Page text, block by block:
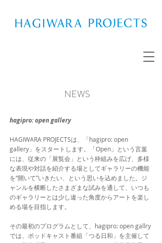
NEWS
hagipro: open gallery
HAGIWARA PROJECTSは、「hagipro: open
gallery」をスタートします。「Open」という言葉
には、従来の「展覧会」という枠組みを広げ、多様
な表現や対話を紹介する場としてギャラリーの機能
を“開いて”いきたい、という思いを込めました。ジ
ャンルを横断したさまざまな試みを通して、いつも
のギャラリーとは少し違った角度からアートを楽し
める場を目指します。
その最初のプログラムとして、​​​hagipro: open gallry
では、ポッドキャスト番組「つる日和」を主催して